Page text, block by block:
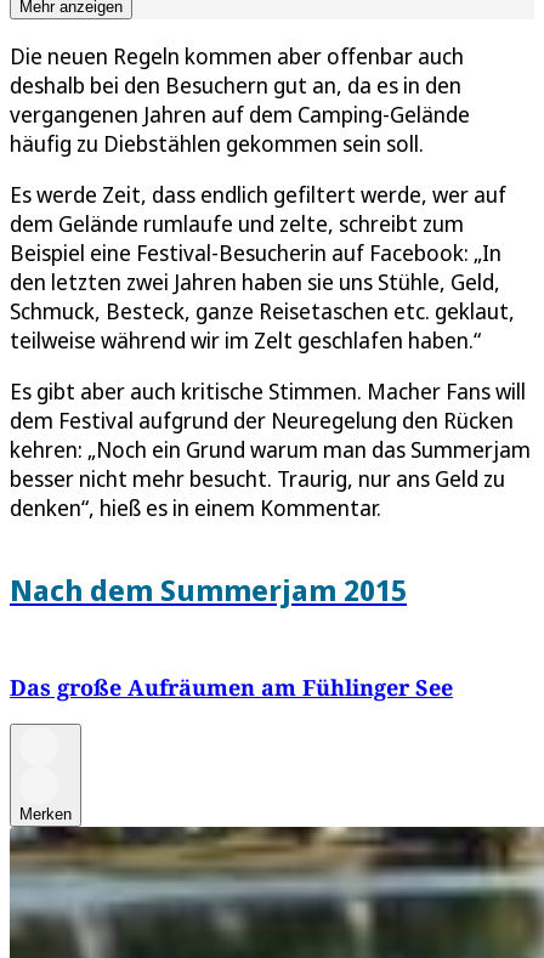
Mehr anzeigen
Die neuen Regeln kommen aber offenbar auch
deshalb bei den Besuchern gut an, da es in den
vergangenen Jahren auf dem Camping-Gelände
häufig zu Diebstählen gekommen sein soll.
Es werde Zeit, dass endlich gefiltert werde, wer auf
dem Gelände rumlaufe und zelte, schreibt zum
Beispiel eine Festival-Besucherin auf Facebook: „In
den letzten zwei Jahren haben sie uns Stühle, Geld,
Schmuck, Besteck, ganze Reisetaschen etc. geklaut,
teilweise während wir im Zelt geschlafen haben.“
Es gibt aber auch kritische Stimmen. Macher Fans will
dem Festival aufgrund der Neuregelung den Rücken
kehren: „Noch ein Grund warum man das Summerjam
besser nicht mehr besucht. Traurig, nur ans Geld zu
denken“, hieß es in einem Kommentar.
Nach dem Summerjam 2015
Das große Aufräumen am Fühlinger See
Merken